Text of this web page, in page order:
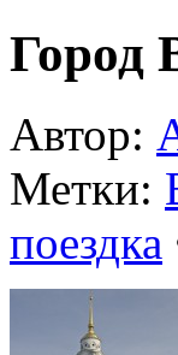
Город
Автор:
Метки:
поездка